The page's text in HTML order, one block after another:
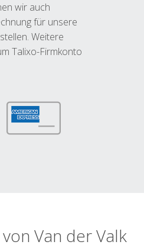
wir auch
für unsere
Weitere
Talixo-Firmkonto
Van der Valk